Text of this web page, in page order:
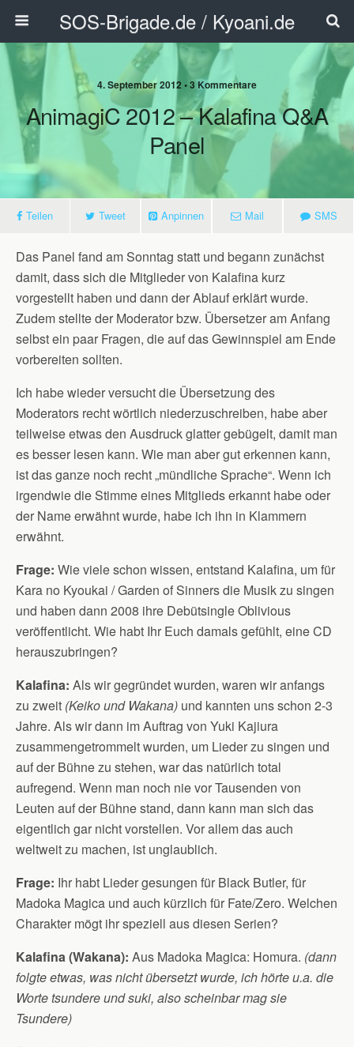
SOS-Brigade.de / Kyoani.de
4. September 2012 • 3 Kommentare
AnimagiC 2012 – Kalafina Q&A
Panel
Teilen Tweet Anpinnen Mail SMS
Das Panel fand am Sonntag statt und begann zunächst
damit, dass sich die Mitglieder von Kalafina kurz
vorgestellt haben und dann der Ablauf erklärt wurde.
Zudem stellte der Moderator bzw. Übersetzer am Anfang
selbst ein paar Fragen, die auf das Gewinnspiel am Ende
vorbereiten sollten.
Ich habe wieder versucht die Übersetzung des
Moderators recht wörtlich niederzuschreiben, habe aber
teilweise etwas den Ausdruck glatter gebügelt, damit man
es besser lesen kann. Wie man aber gut erkennen kann,
ist das ganze noch recht „mündliche Sprache“. Wenn ich
irgendwie die Stimme eines Mitglieds erkannt habe oder
der Name erwähnt wurde, habe ich ihn in Klammern
erwähnt.
Frage: Wie viele schon wissen, entstand Kalafina, um für
Kara no Kyoukai / Garden of Sinners die Musik zu singen
und haben dann 2008 ihre Debütsingle Oblivious
veröffentlicht. Wie habt Ihr Euch damals gefühlt, eine CD
herauszubringen?
Kalafina: Als wir gegründet wurden, waren wir anfangs
zu zweit (Keiko und Wakana) und kannten uns schon 2-3
Jahre. Als wir dann im Auftrag von Yuki Kajiura
zusammengetrommelt wurden, um Lieder zu singen und
auf der Bühne zu stehen, war das natürlich total
aufregend. Wenn man noch nie vor Tausenden von
Leuten auf der Bühne stand, dann kann man sich das
eigentlich gar nicht vorstellen. Vor allem das auch
weltweit zu machen, ist unglaublich.
Frage: Ihr habt Lieder gesungen für Black Butler, für
Madoka Magica und auch kürzlich für Fate/Zero. Welchen
Charakter mögt ihr speziell aus diesen Serien?
Kalafina (Wakana): Aus Madoka Magica: Homura. (dann
folgte etwas, was nicht übersetzt wurde, ich hörte u.a. die
Worte tsundere und suki, also scheinbar mag sie
Tsundere)